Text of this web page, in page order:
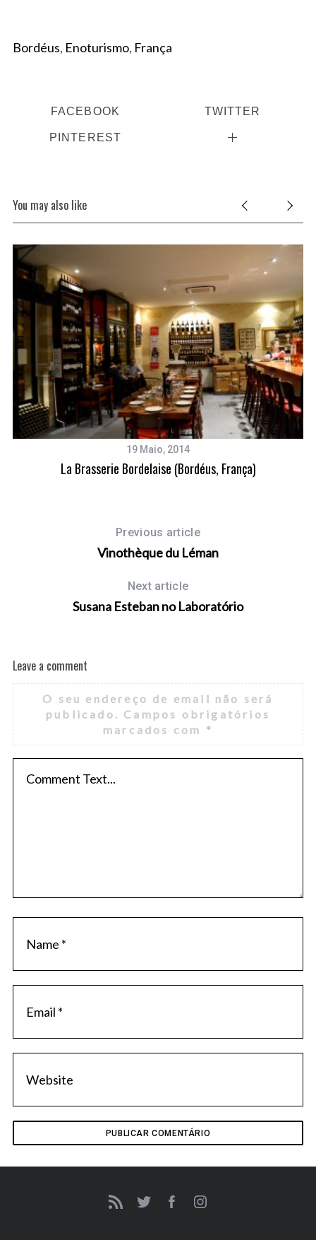
Bordéus, Enoturismo, França
FACEBOOK TWITTER
PINTEREST
You may also like
19 Maio, 2014
La Brasserie Bordelaise (Bordéus, França)
Previous article
Vinothèque du Léman
Next article
Susana Esteban no Laboratório
Leave a comment
O seu endereço de email não será
publicado. Campos obrigatórios
marcados com *